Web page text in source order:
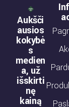
Aukšči
ausios
kokybė
s
medien
a, už
išskirti
nę
kainą